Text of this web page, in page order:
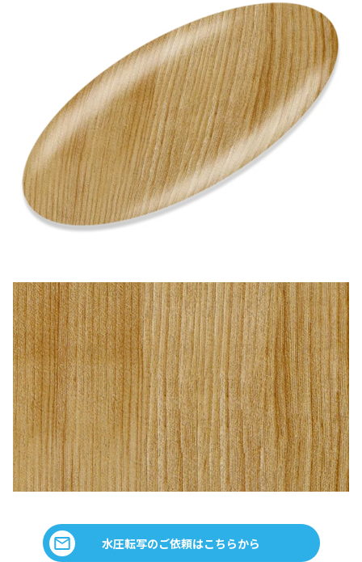
水圧転写のご依頼はこちらから